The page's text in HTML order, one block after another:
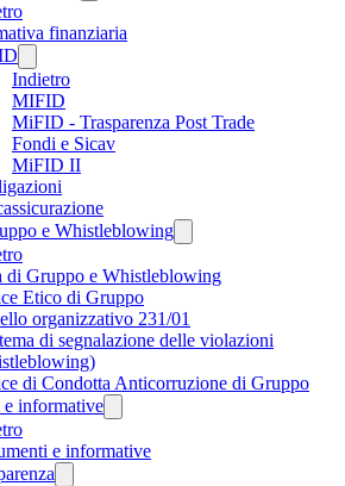
finanziaria
Indietro
MIFID
MiFID - Trasparenza Post Trade
Fondi e Sicav
MiFID II
e Whistleblowing
di Gruppo e Whistleblowing
Etico di Gruppo
organizzativo 231/01
di segnalazione delle violazioni
di Condotta Anticorruzione di Gruppo
informative
e informative